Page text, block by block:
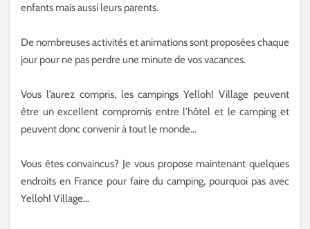
enfants mais aussi leurs parents.
De nombreuses activités et animations sont proposées chaque
jour pour ne pas perdre une minute de vos vacances.
Vous l’aurez compris, les campings Yelloh! Village peuvent
être un excellent compromis entre l’hôtel et le camping et
peuvent donc convenir à tout le monde…
Vous êtes convaincus? Je vous propose maintenant quelques
endroits en France pour faire du camping, pourquoi pas avec
Yelloh! Village…